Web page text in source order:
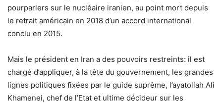
pourparlers sur le nucléaire iranien, au point mort depuis
le retrait américain en 2018 d’un accord international
conclu en 2015.
Mais le président en Iran a des pouvoirs restreints: il est
chargé d’appliquer, à la tête du gouvernement, les grandes
lignes politiques fixées par le guide suprême, l’ayatollah Ali
Khamenei, chef de l’Etat et ultime décideur sur les